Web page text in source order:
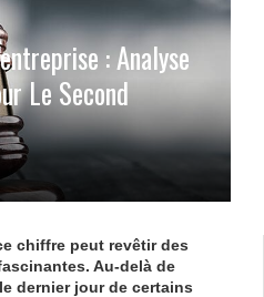
: Analyse
Le Second
chiffre peut revêtir des
Au-delà de
dernier jour de certains